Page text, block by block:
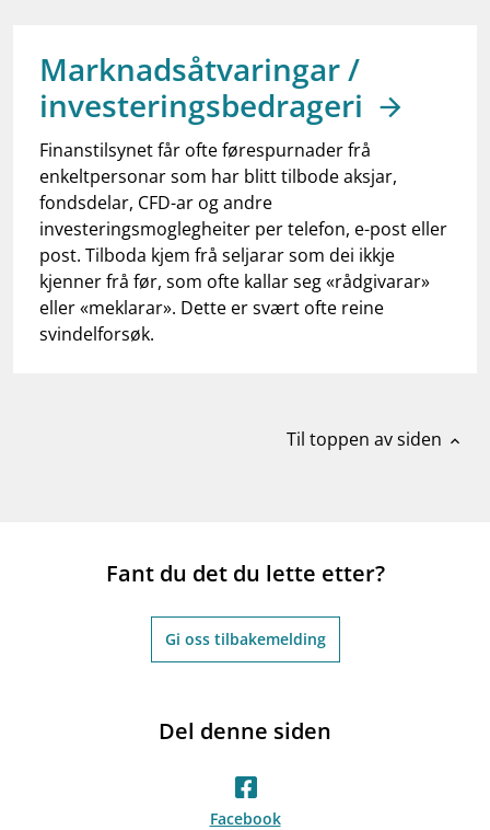
dashboardInformasjon for investorer
notifications_noneAbonner på nyhetsvarsel
Marknadsåtvaringar /
investeringsbedrageri
Finanstilsynet får ofte førespurnader frå
enkeltpersonar som har blitt tilbode aksjar,
fondsdelar, CFD-ar og andre
investeringsmoglegheiter per telefon, e-post eller
post. Tilboda kjem frå seljarar som dei ikkje
kjenner frå før, som ofte kallar seg «rådgivarar»
eller «meklarar». Dette er svært ofte reine
svindelforsøk.
Til toppen av siden expand_less
Fant du det du lette etter?
Gi oss tilbakemelding
Del denne siden
Facebook